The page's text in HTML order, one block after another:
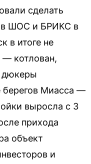
сделать
ШОС и БРИКС в
в итоге не
котлован,
дюкеры
берегов Миасса —
выросла с 3
прихода
объект
и